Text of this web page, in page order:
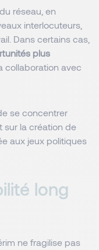
réseau, en
interlocuteurs,
Dans certains cas,
plus
collaboration avec
se concentrer
la création de
aux jeux politiques
long
ne fragilise pas